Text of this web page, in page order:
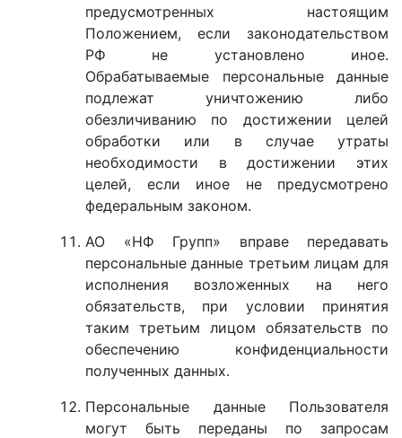
предусмотренных настоящим
Положением, если законодательством
РФ не установлено иное.
Обрабатываемые персональные данные
подлежат уничтожению либо
обезличиванию по достижении целей
обработки или в случае утраты
необходимости в достижении этих
целей, если иное не предусмотрено
федеральным законом.
АО «НФ Групп» вправе передавать
персональные данные третьим лицам для
исполнения возложенных на него
обязательств, при условии принятия
таким третьим лицом обязательств по
обеспечению конфиденциальности
полученных данных.
Персональные данные Пользователя
могут быть переданы по запросам